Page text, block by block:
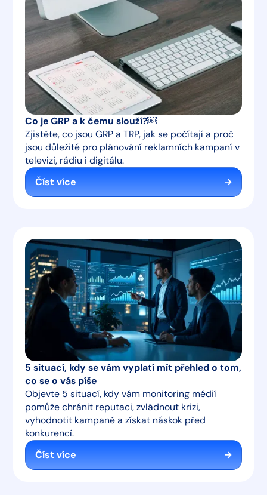
Co je GRP a k čemu slouží?￼
Zjistěte, co jsou GRP a TRP, jak se počítají a proč
jsou důležité pro plánování reklamních kampaní v
televizi, rádiu i digitálu.
Číst více
5 situací, kdy se vám vyplatí mít přehled o tom,
co se o vás píše
Objevte 5 situací, kdy vám monitoring médií
pomůže chránit reputaci, zvládnout krizi,
vyhodnotit kampaně a získat náskok před
konkurencí.
Číst více